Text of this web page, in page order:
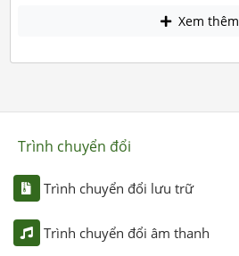
Xem thêm
Trình chuyển đổi
Trình chuyển đổi lưu trữ
Trình chuyển đổi âm thanh